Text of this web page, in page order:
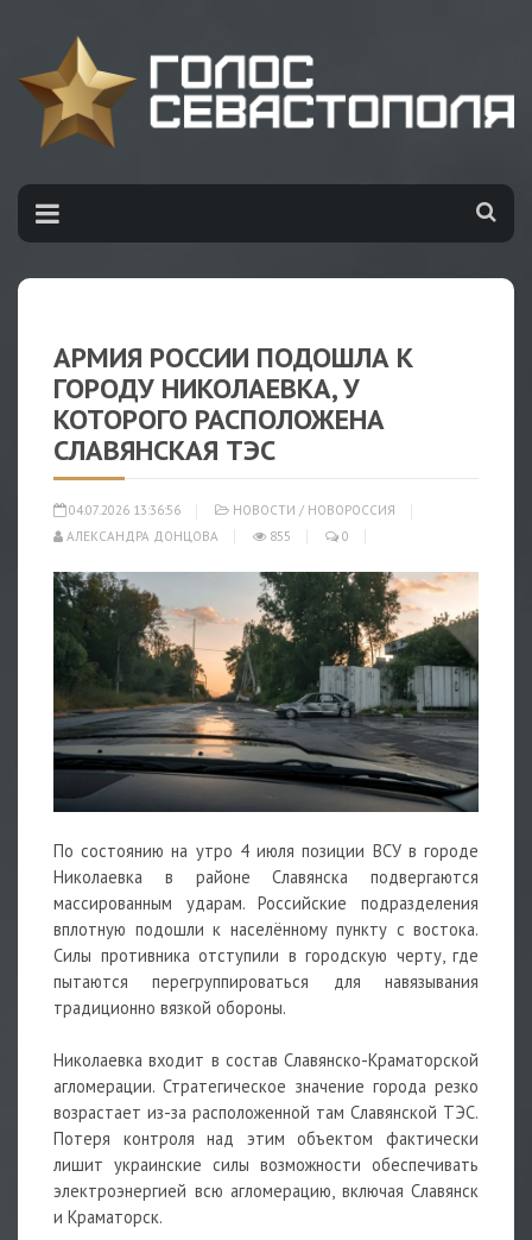
АРМИЯ РОССИИ ПОДОШЛА К
ГОРОДУ НИКОЛАЕВКА, У
КОТОРОГО РАСПОЛОЖЕНА
СЛАВЯНСКАЯ ТЭС
04.07.2026 13:36:56 НОВОСТИ / НОВОРОССИЯ
АЛЕКСАНДРА ДОНЦОВА
855 0
По состоянию на утро 4 июля позиции ВСУ в городе
Николаевка в районе Славянска подвергаются
массированным ударам. Российские подразделения
вплотную подошли к населённому пункту с востока.
Силы противника отступили в городскую черту, где
пытаются перегруппироваться для навязывания
традиционно вязкой обороны.
Николаевка входит в состав Славянско-Краматорской
агломерации. Стратегическое значение города резко
возрастает из-за расположенной там Славянской ТЭС.
Потеря контроля над этим объектом фактически
лишит украинские силы возможности обеспечивать
электроэнергией всю агломерацию, включая Славянск
и Краматорск.